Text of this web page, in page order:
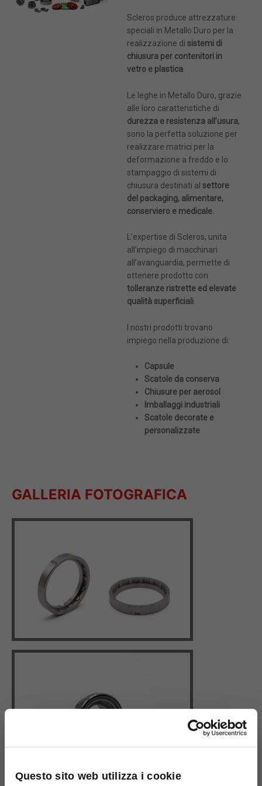
Questo sito web utilizza i cookie
Scleros produce attrezzature
speciali in Metallo Duro per la
realizzazione di sistemi di
chiusura per contenitori in
vetro e plastica.
Le leghe in Metallo Duro, grazie
alle loro caratteristiche di
durezza e resistenza all’usura,
sono la perfetta soluzione per
realizzare matrici per la
deformazione a freddo e lo
stampaggio di sistemi di
chiusura destinati al settore
del packaging, alimentare,
conserviero e medicale.
L’expertise di Scleros, unita
all’impiego di macchinari
all’avanguardia, permette di
ottenere prodotto con
tolleranze ristrette ed elevate
qualità superficiali.
I nostri prodotti trovano
impiego nella produzione di:
Capsule
Scatole da conserva
Chiusure per aerosol
Imballaggi industriali
Scatole decorate e
personalizzate
GALLERIA FOTOGRAFICA
Dimensioni massime: 4MB. File permessi: pdf
Ho letto e accettoTermini e condizioni
Questo sito è protetto da reCAPTCHA e si
applicano le norme sullaprivacyed iTermini di
Dimensioni massime: 4MB. File permessi: pdf
Ho letto e accettoTermini e condizioni
Questo sito è protetto da reCAPTCHA e si
applicano le norme sullaprivacyed iTermini di